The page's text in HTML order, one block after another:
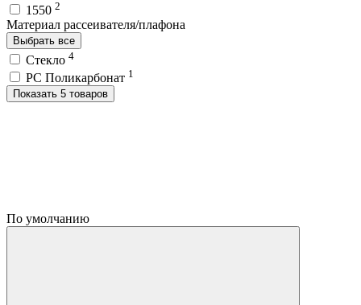
1550 2
Материал рассеивателя/плафона
Выбрать все
Стекло 4
PC Поликарбонат 1
Показать 5 товаров
По умолчанию